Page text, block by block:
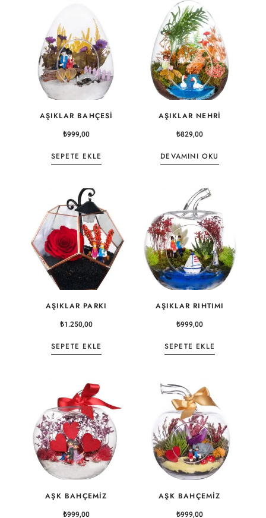
AŞIKLAR BAHÇESI
₺999,00
SEPETE EKLE
AŞIKLAR NEHRI
₺829,00
DEVAMINI OKU
AŞIKLAR PARKI
₺1.250,00
SEPETE EKLE
AŞIKLAR RIHTIMI
₺999,00
SEPETE EKLE
AŞK BAHÇEMIZ
₺999,00
AŞK BAHÇEMIZ
₺999,00